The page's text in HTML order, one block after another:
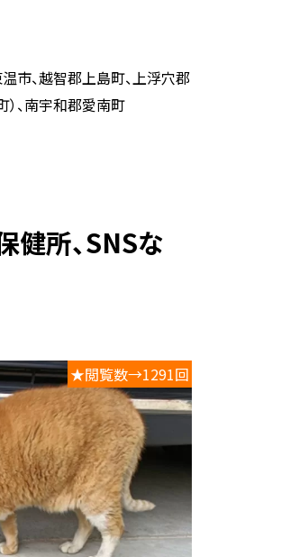
温市、越智郡上島町、上浮穴郡
）、南宇和郡愛南町
★閲覧数→1291回